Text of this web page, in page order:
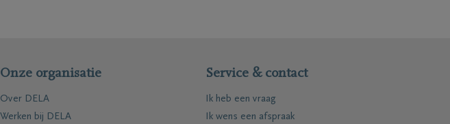
Onze organisatie
Over DELA
Werken bij DELA
Service & contact
Ik heb een vraag
Ik wens een afspraak